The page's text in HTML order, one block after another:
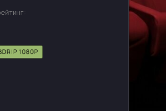
1080P